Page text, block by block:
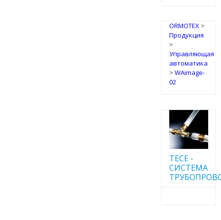
ORMOTEX>
Продукция
>
Управляющая
автоматика
> WAimage-
02
TECE -
CИСТЕМА